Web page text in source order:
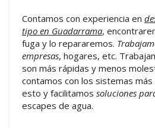
Contamos con experiencia en
tipo en Guadarrama,
fuga y lo repararemos.
empresas, hogares, etc.
son más rápidas y menos
contamos con los sistemas
esto y facilitamos soluciones
escapes de agua.